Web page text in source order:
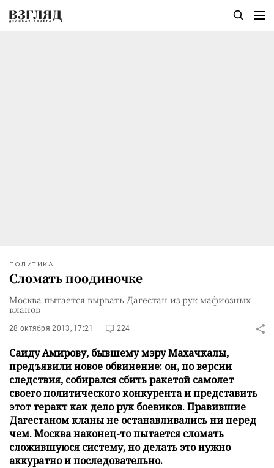
ПОЛИТИКА
Сломать поодиночке
Москва пытается вырвать Дагестан из рук мафиозных
кланов
28 октября 2013, 17:21 224
Саиду Амирову, бывшему мэру Махачкалы,
предъявили новое обвинение: он, по версии
следствия, собирался сбить ракетой самолет
своего политического конкурента и представить
этот теракт как дело рук боевиков. Правившие
Дагестаном кланы не останавливались ни перед
чем. Москва наконец-то пытается сломать
сложившуюся систему, но делать это нужно
аккуратно и последовательно.